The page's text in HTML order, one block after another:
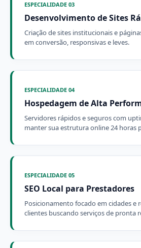
ESPECIALIDADE 03
Desenvolvimento de Sites
Criação de sites institucionais e
em conversão, responsivas e leves.
ESPECIALIDADE 04
Hospedagem de Alta
Servidores rápidos e seguros com
manter sua estrutura online 24 horas
ESPECIALIDADE 05
SEO Local para Prestadores
Posicionamento focado em cidades e
clientes buscando serviços de pronta